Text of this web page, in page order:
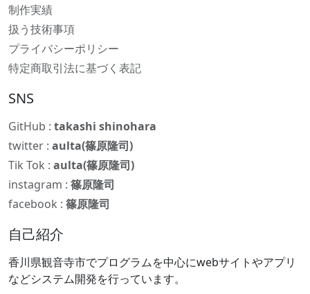
制作実績
扱う技術事項
プライバシーポリシー
特定商取引法に基づく表記
SNS
GitHub : takashi shinohara
twitter : aulta(篠原隆司)
Tik Tok : aulta(篠原隆司)
instagram : 篠原隆司
facebook : 篠原隆司
自己紹介
香川県観音寺市でプログラムを中心にwebサイトやアプリ
などシステム開発を行っています。